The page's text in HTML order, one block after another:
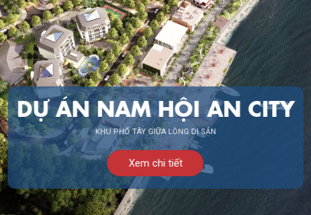
KHU ĐÔ THỊ CAO CẤP
VỊNH AN HÒA
Xem chi tiết